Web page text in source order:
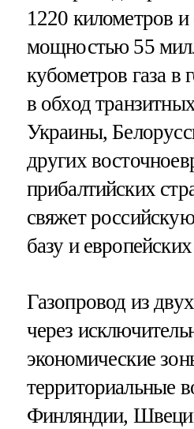
1220 километров
мощностью 55
кубометров газа в
в обход
Украины,
других
прибалтийских
свяжет
базу и
Газопровод из
через
экономические
территориальные
Финляндии,